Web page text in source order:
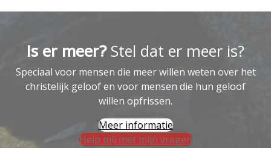
Is er meer?Stel dat er meer is?
Speciaal voor mensen die meer willen weten over het
christelijk geloof en voor mensen die hun geloof
willen opfrissen.
Meer informatie
Help mij met mijn vragen